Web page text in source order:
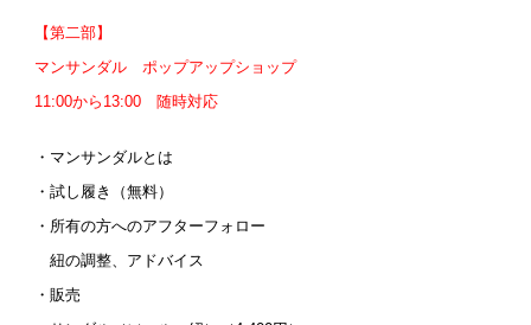
【第二部】
マンサンダル ポップアップショップ
11:00から13:00 随時対応
・マンサンダルとは
・試し履き（無料）
・所有の方へのアフターフォロー
紐の調整、アドバイス
・販売